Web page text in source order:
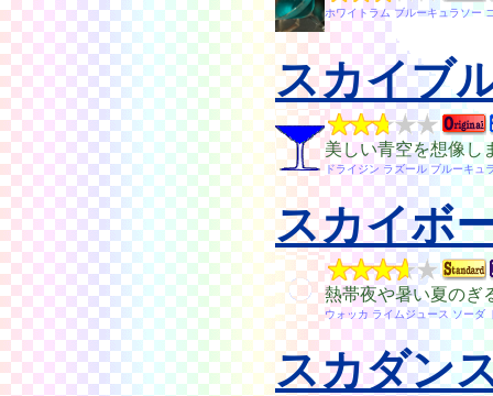
ホワイトラム ブルーキュラソー
スカイブ
美しい青空を想像し
ドライジン ラズール ブルーキュ
スカイボ
熱帯夜や暑い夏のぎ
ウォッカ ライムジュース ソーダ
スカダン